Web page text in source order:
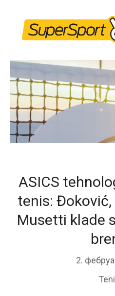
content
ASICS
tenis: Đoković,
Musetti klade
2.